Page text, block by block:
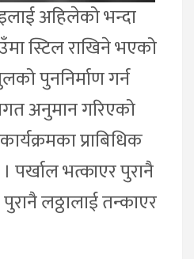
अहिलेको भन्दा
स्टिल राखिने भएको
पुननिर्माण गर्न
अनुमान गरिएको
प्राबिधिक
पर्खाल भत्काएर पुरानै
लठ्ठालाई तन्काएर